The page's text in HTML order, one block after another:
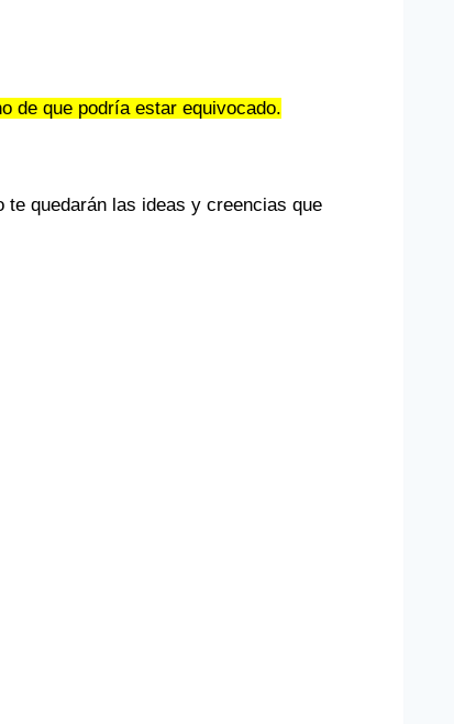
de que podría estar equivocado.
quedarán las ideas y creencias que